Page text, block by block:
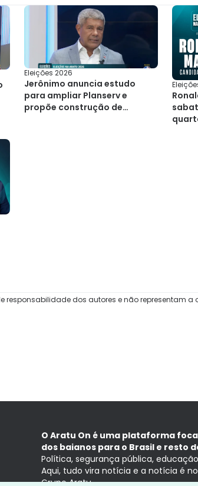
Eleições 2026
Jerônimo anuncia estudo
para ampliar Planserv e
propõe construção de
responsabilidade dos autores e não representam a
O Aratu On é uma plataforma
dos baianos para o Brasil e resto
Política, segurança pública,
Aqui, tudo vira notícia e a notícia é
Grupo Aratu